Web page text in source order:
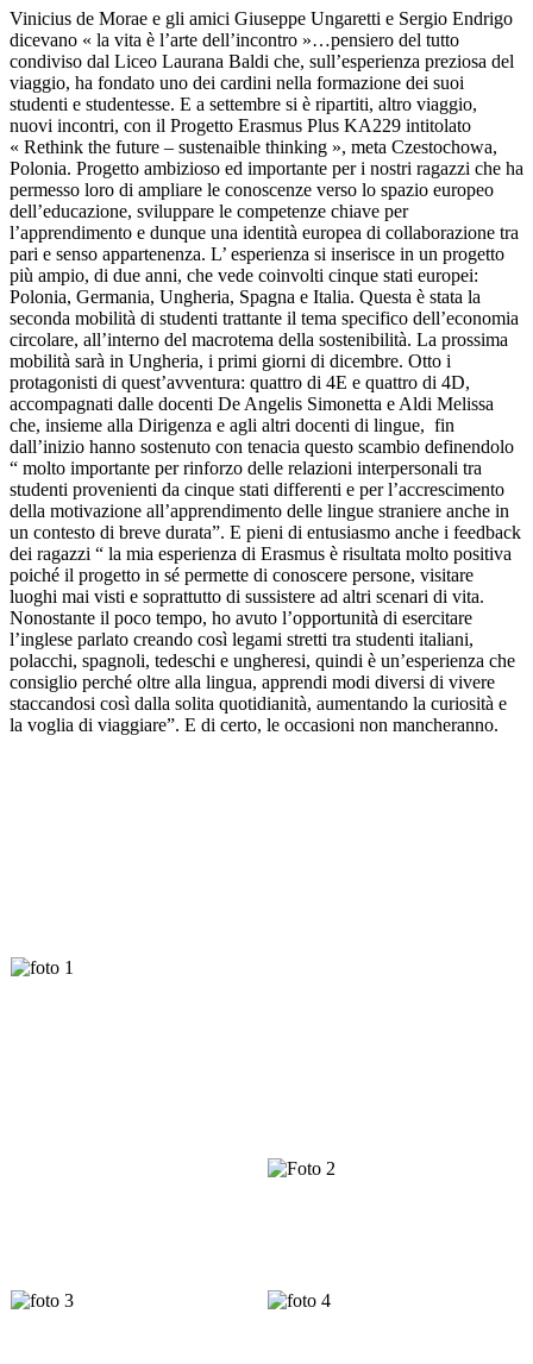
Vinicius de Morae e gli amici Giuseppe Ungaretti e Sergio Endrigo
dicevano « la vita è l’arte dell’incontro »…pensiero del tutto
condiviso dal Liceo Laurana Baldi che, sull’esperienza preziosa del
viaggio, ha fondato uno dei cardini nella formazione dei suoi
studenti e studentesse. E a settembre si è ripartiti, altro viaggio,
nuovi incontri, con il Progetto Erasmus Plus KA229 intitolato
« Rethink the future – sustenaible thinking », meta Czestochowa,
Polonia. Progetto ambizioso ed importante per i nostri ragazzi che ha
permesso loro di ampliare le conoscenze verso lo spazio europeo
dell’educazione, sviluppare le competenze chiave per
l’apprendimento e dunque una identità europea di collaborazione tra
pari e senso appartenenza. L’ esperienza si inserisce in un progetto
più ampio, di due anni, che vede coinvolti cinque stati europei:
Polonia, Germania, Ungheria, Spagna e Italia. Questa è stata la
seconda mobilità di studenti trattante il tema specifico dell’economia
circolare, all’interno del macrotema della sostenibilità. La prossima
mobilità sarà in Ungheria, i primi giorni di dicembre. Otto i
protagonisti di quest’avventura: quattro di 4E e quattro di 4D,
accompagnati dalle docenti De Angelis Simonetta e Aldi Melissa
che, insieme alla Dirigenza e agli altri docenti di lingue, fin
dall’inizio hanno sostenuto con tenacia questo scambio definendolo
“ molto importante per rinforzo delle relazioni interpersonali tra
studenti provenienti da cinque stati differenti e per l’accrescimento
della motivazione all’apprendimento delle lingue straniere anche in
un contesto di breve durata”. E pieni di entusiasmo anche i feedback
dei ragazzi “ la mia esperienza di Erasmus è risultata molto positiva
poiché il progetto in sé permette di conoscere persone, visitare
luoghi mai visti e soprattutto di sussistere ad altri scenari di vita.
Nonostante il poco tempo, ho avuto l’opportunità di esercitare
l’inglese parlato creando così legami stretti tra studenti italiani,
polacchi, spagnoli, tedeschi e ungheresi, quindi è un’esperienza che
consiglio perché oltre alla lingua, apprendi modi diversi di vivere
staccandosi così dalla solita quotidianità, aumentando la curiosità e
la voglia di viaggiare”. E di certo, le occasioni non mancheranno.